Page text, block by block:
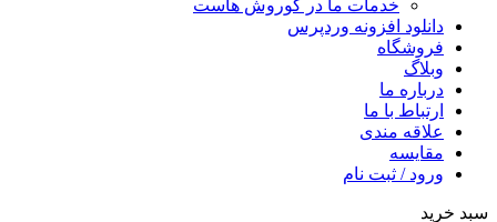
خدمات ما در کوروش هاست
دانلود افزونه وردپرس
فروشگاه
وبلاگ
درباره ما
ارتباط با ما
علاقه مندی
مقایسه
ورود / ثبت نام
سبد خرید